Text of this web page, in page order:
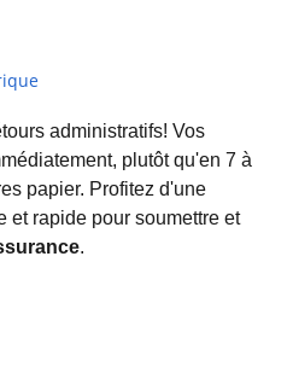
administratifs! Vos
plutôt qu'en 7 à
papier. Profitez d'une
et rapide pour soumettre et
.